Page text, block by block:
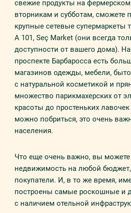
свежие продукты на
вторникам и субботам, сможете
крупные сетевые супермаркеты
A 101, Seç Market (они всегда
доступности от вашего дома).
проспекте Барбаросса есть
магазинов одежды, мебели,
с натуральной косметикой и
множество парикмахерских от
красоты до простеньких
можно побриться, это очень
населения.
Что еще очень важно, вы
недвижимость на любой бюджет,
покупатели. И, в то же время,
построены самые роскошные и
с наличием отельной